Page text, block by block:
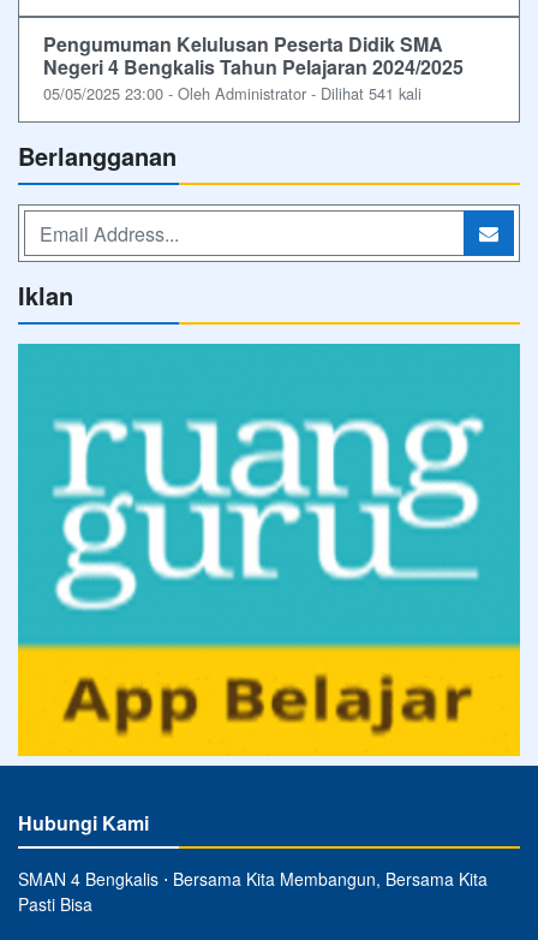
Pengumuman Kelulusan Peserta Didik SMA
Negeri 4 Bengkalis Tahun Pelajaran 2024/2025
05/05/2025 23:00 - Oleh Administrator - Dilihat 541 kali
Berlangganan
Iklan
Hubungi Kami
SMAN 4 Bengkalis ⋅ Bersama Kita Membangun, Bersama Kita
Pasti Bisa